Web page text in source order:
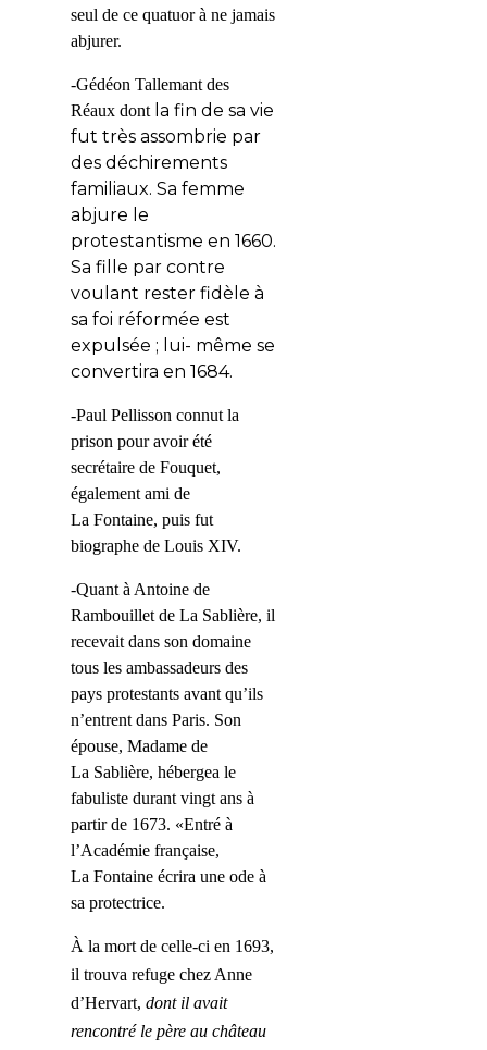
seul de ce quatuor à ne jamais
abjurer.
-Gédéon Tallemant des
Réaux dontla fin de sa vie
fut très assombrie par
des déchirements
familiaux. Sa femme
abjure le
protestantisme en 1660.
Sa fille par contre
voulant rester fidèle à
sa foi réformée est
expulsée ; lui- même se
convertira en 1684.
-Paul Pellisson connut la
prison pour avoir été
secrétaire de Fouquet,
également ami de
La Fontaine, puis fut
biographe de Louis XIV.
-Quant à Antoine de
Rambouillet de La Sablière, il
recevait dans son domaine
tous les ambassadeurs des
pays protestants avant qu’ils
n’entrent dans Paris. Son
épouse, Madame de
La Sablière, hébergea le
fabuliste durant vingt ans à
partir de 1673. «Entré à
l’Académie française,
La Fontaine écrira une ode à
sa protectrice.
À la mort de celle-ci en 1693,
il trouva refuge chez Anne
d’Hervart, dont il avait
rencontré lepère au château